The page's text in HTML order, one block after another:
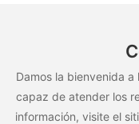
Damos la bienvenida
capaz de atender los
información, visite el